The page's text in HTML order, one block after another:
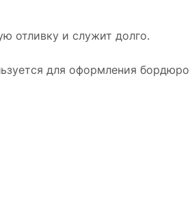
отливку и служит долго.
для оформления